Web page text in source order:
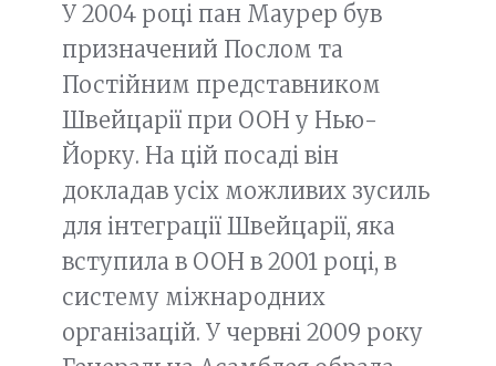
У 2004 році пан Маурер був
призначений Послом та
Постійним представником
Швейцарії при ООН у Нью-
Йорку. На цій посаді він
докладав усіх можливих зусиль
для інтеграції Швейцарії, яка
вступила в ООН в 2001 році, в
систему міжнародних
організацій. У червні 2009 року